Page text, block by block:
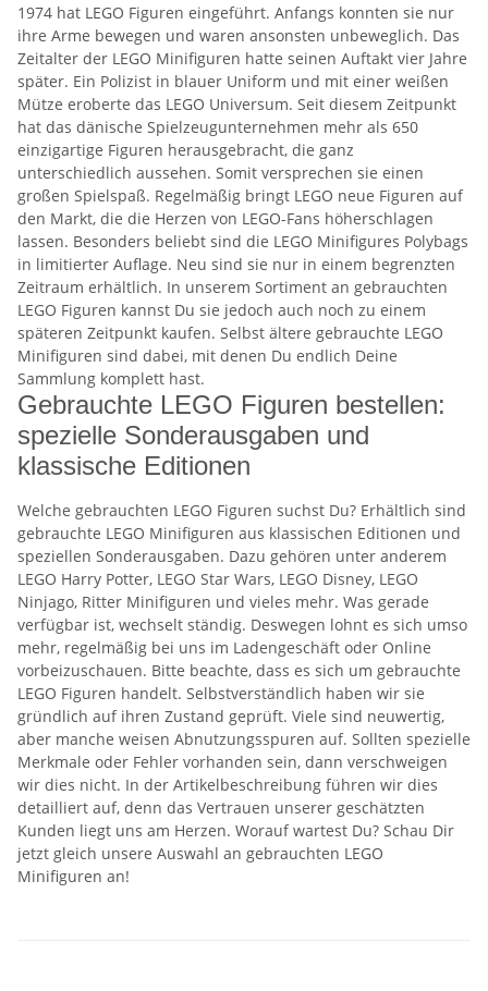
1974 hat LEGO Figuren eingeführt. Anfangs konnten sie nur
ihre Arme bewegen und waren ansonsten unbeweglich. Das
Zeitalter der LEGO Minifiguren hatte seinen Auftakt vier Jahre
später. Ein Polizist in blauer Uniform und mit einer weißen
Mütze eroberte das LEGO Universum. Seit diesem Zeitpunkt
hat das dänische Spielzeugunternehmen mehr als 650
einzigartige Figuren herausgebracht, die ganz
unterschiedlich aussehen. Somit versprechen sie einen
großen Spielspaß. Regelmäßig bringt LEGO neue Figuren auf
den Markt, die die Herzen von LEGO-Fans höherschlagen
lassen. Besonders beliebt sind die LEGO Minifigures Polybags
in limitierter Auflage. Neu sind sie nur in einem begrenzten
Zeitraum erhältlich. In unserem Sortiment an gebrauchten
LEGO Figuren kannst Du sie jedoch auch noch zu einem
späteren Zeitpunkt kaufen. Selbst ältere gebrauchte LEGO
Minifiguren sind dabei, mit denen Du endlich Deine
Sammlung komplett hast.
Gebrauchte LEGO Figuren bestellen:
spezielle Sonderausgaben und
klassische Editionen
Welche gebrauchten LEGO Figuren suchst Du? Erhältlich sind
gebrauchte LEGO Minifiguren aus klassischen Editionen und
speziellen Sonderausgaben. Dazu gehören unter anderem
LEGO Harry Potter, LEGO Star Wars, LEGO Disney, LEGO
Ninjago, Ritter Minifiguren und vieles mehr. Was gerade
verfügbar ist, wechselt ständig. Deswegen lohnt es sich umso
mehr, regelmäßig bei uns im Ladengeschäft oder Online
vorbeizuschauen. Bitte beachte, dass es sich um gebrauchte
LEGO Figuren handelt. Selbstverständlich haben wir sie
gründlich auf ihren Zustand geprüft. Viele sind neuwertig,
aber manche weisen Abnutzungsspuren auf. Sollten spezielle
Merkmale oder Fehler vorhanden sein, dann verschweigen
wir dies nicht. In der Artikelbeschreibung führen wir dies
detailliert auf, denn das Vertrauen unserer geschätzten
Kunden liegt uns am Herzen. Worauf wartest Du? Schau Dir
jetzt gleich unsere Auswahl an gebrauchten LEGO
Minifiguren an!